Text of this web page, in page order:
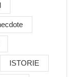
ISTORIE